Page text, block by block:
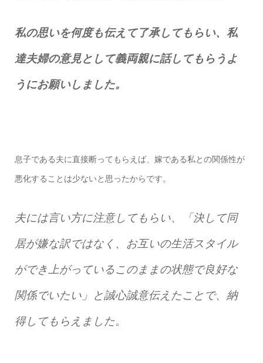
私の思いを何度も伝えて了承してもらい、私
達夫婦の意見として義両親に話してもらうよ
うにお願いしました。
息子である夫に直接断ってもらえば、嫁である私との関係性が
悪化することは少ないと思ったからです。
夫には言い方に注意してもらい、「決して同
居が嫌な訳ではなく、お互いの生活スタイル
ができ上がっているこのままの状態で良好な
関係でいたい」と誠心誠意伝えたことで、納
得してもらえました。